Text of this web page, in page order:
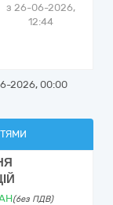
з26-06-2026,
12:44
2026, 00:00
(без ПДВ)